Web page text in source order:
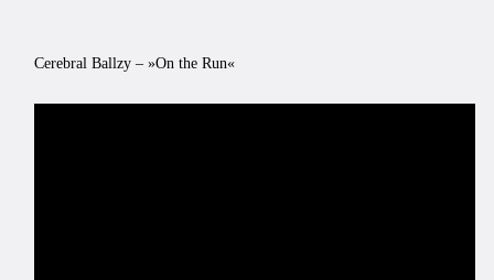
Cerebral Ballzy – »On the Run«